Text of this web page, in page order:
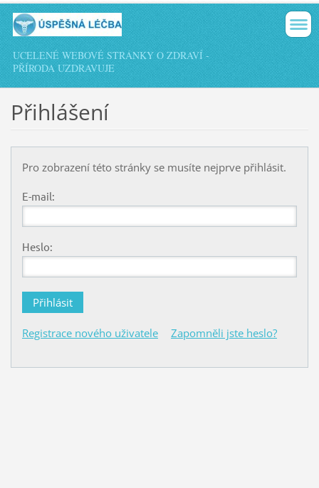
UCELENÉ WEBOVÉ STRÁNKY O ZDRAVÍ -
PŘÍRODA UZDRAVUJE
Přihlášení
Pro zobrazení této stránky se musíte nejprve přihlásit.
E-mail:
Heslo:
Registrace nového uživatele Zapomněli jste heslo?